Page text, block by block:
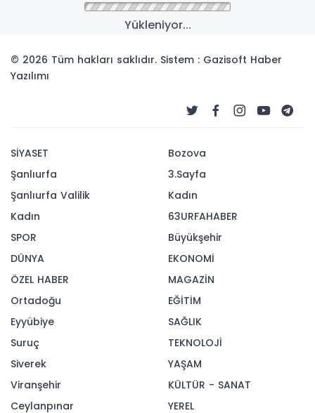
GÜNCEL
geri alımı
Ahlatcı Doğal Gaz Dağıtım Enerji ve Yatırım A.Ş,
193OKUNMA
03-03-2026 18:42
Güncelleme : 03-03-2026 18:42